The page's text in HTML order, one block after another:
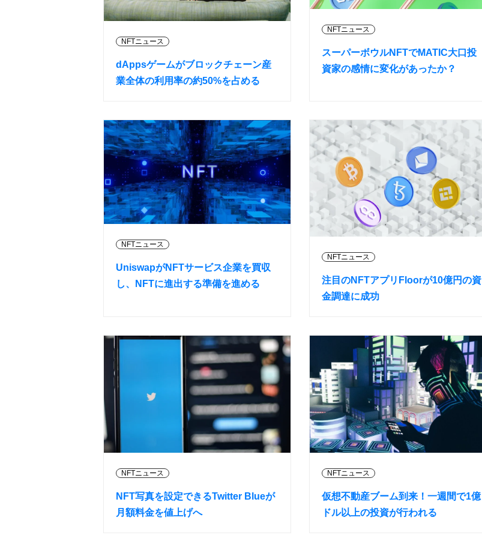
NFTニュース
dAppsゲームがブロックチェーン産
業全体の利用率の約50%を占める
NFTニュース
スーパーボウルNFTでMATIC大口投
資家の感情に変化があったか？
NFTニュース
UniswapがNFTサービス企業を買収
し、NFTに進出する準備を進める
NFTニュース
注目のNFTアプリFloorが10億円の資
金調達に成功
NFTニュース
NFT写真を設定できるTwitter Blueが
月額料金を値上げへ
NFTニュース
仮想不動産ブーム到来！一週間で1億
ドル以上の投資が行われる